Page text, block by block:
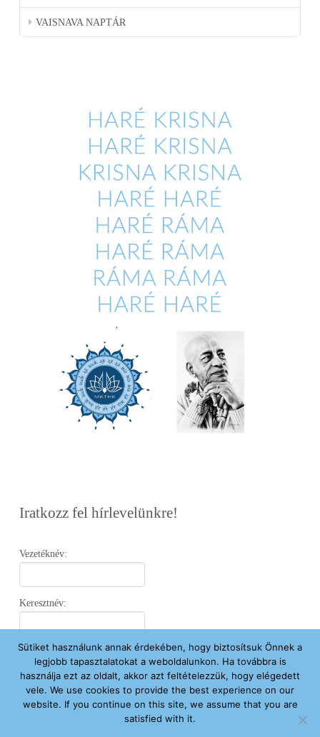
VAISNAVA NAPTÁR
Iratkozz fel hírlevelünkre!
Vezetéknév:
Keresztnév:
Email:
Elfogadom az Adatvédelmi Nyilatkozatot.
Sütiket használunk annak érdekében, hogy biztosítsuk Önnek a
legjobb tapasztalatokat a weboldalunkon. Ha továbbra is
használja ezt az oldalt, akkor azt feltételezzük, hogy elégedett
vele. We use cookies to provide the best experience on our
website. If you continue on this site, we assume that you are
satisfied with it.